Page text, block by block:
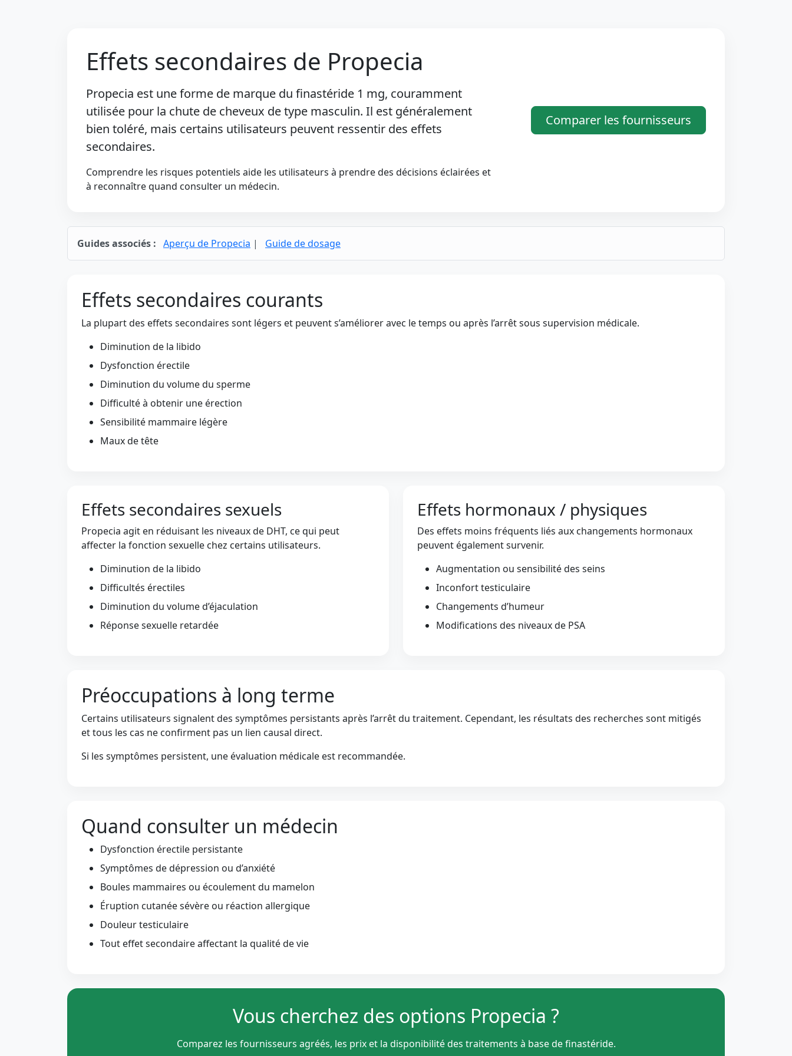
Effets secondaires de Propecia
Propecia est une forme de marque du finastéride 1 mg, couramment
utilisée pour la chute de cheveux de type masculin. Il est généralement
bien toléré, mais certains utilisateurs peuvent ressentir des effets
secondaires.
Comprendre les risques potentiels aide les utilisateurs à prendre des décisions éclairées et
à reconnaître quand consulter un médecin.
Comparer les fournisseurs
Guides associés : Aperçu de Propecia | Guide de dosage
Effets secondaires courants
La plupart des effets secondaires sont légers et peuvent s’améliorer avec le temps ou après l’arrêt sous supervision médicale.
Diminution de la libido
Dysfonction érectile
Diminution du volume du sperme
Difficulté à obtenir une érection
Sensibilité mammaire légère
Maux de tête
Effets secondaires sexuels
Propecia agit en réduisant les niveaux de DHT, ce qui peut
affecter la fonction sexuelle chez certains utilisateurs.
Diminution de la libido
Difficultés érectiles
Diminution du volume d’éjaculation
Réponse sexuelle retardée
Effets hormonaux / physiques
Des effets moins fréquents liés aux changements hormonaux
peuvent également survenir.
Augmentation ou sensibilité des seins
Inconfort testiculaire
Changements d’humeur
Modifications des niveaux de PSA
Préoccupations à long terme
Certains utilisateurs signalent des symptômes persistants après l’arrêt du traitement. Cependant, les résultats des recherches sont mitigés
et tous les cas ne confirment pas un lien causal direct.
Si les symptômes persistent, une évaluation médicale est recommandée.
Quand consulter un médecin
Dysfonction érectile persistante
Symptômes de dépression ou d’anxiété
Boules mammaires ou écoulement du mamelon
Éruption cutanée sévère ou réaction allergique
Douleur testiculaire
Tout effet secondaire affectant la qualité de vie
Vous cherchez des options Propecia ?
Comparez les fournisseurs agréés, les prix et la disponibilité des traitements à base de finastéride.